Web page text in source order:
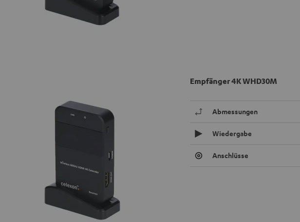
Empfänger 4K WHD30M
Abmessungen
Wiedergabe
Anschlüsse